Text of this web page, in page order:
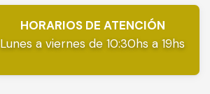
HORARIOS DE ATENCIÓN
Lunes a viernes de 10:30hs a 19hs